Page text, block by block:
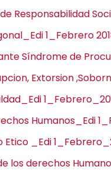
Responsabilidad
1_Febrero
Síndrome de
Extorsion
Humanos_Edi
_Edi
los derechos